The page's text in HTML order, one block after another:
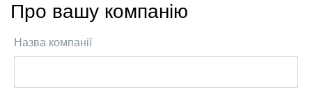
Про вашу компанію
Назва компанії